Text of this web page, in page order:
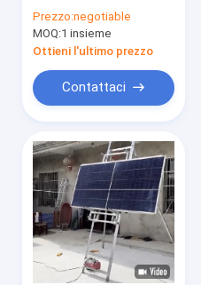
Prezzo:negotiable
MOQ:1 insieme
Ottieni l'ultimo prezzo
Contattaci